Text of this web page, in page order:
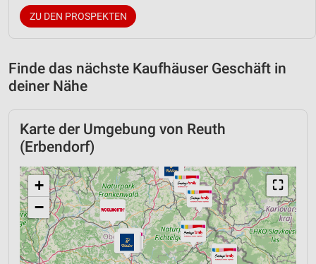
ZU DEN PROSPEKTEN
Finde das nächste Kaufhäuser Geschäft in
deiner Nähe
Karte der Umgebung von Reuth
(Erbendorf)
⛶
+
−